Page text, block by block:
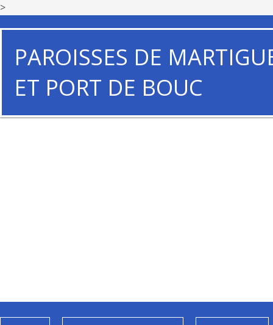
>
PAROISSES DE
ET PORT DE BOUC